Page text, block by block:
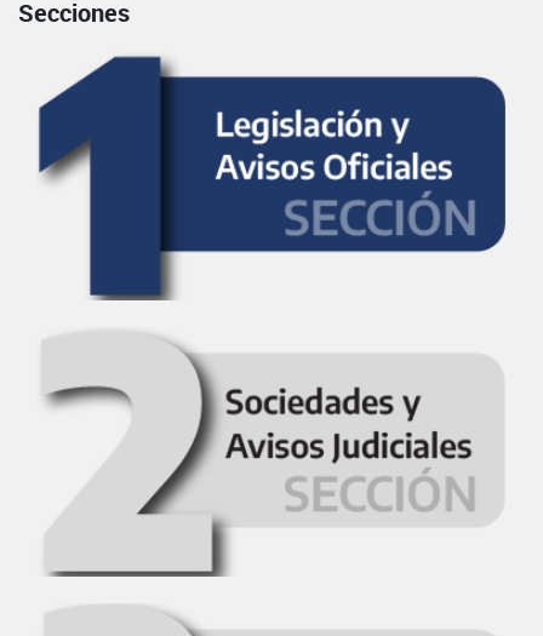
Secciones